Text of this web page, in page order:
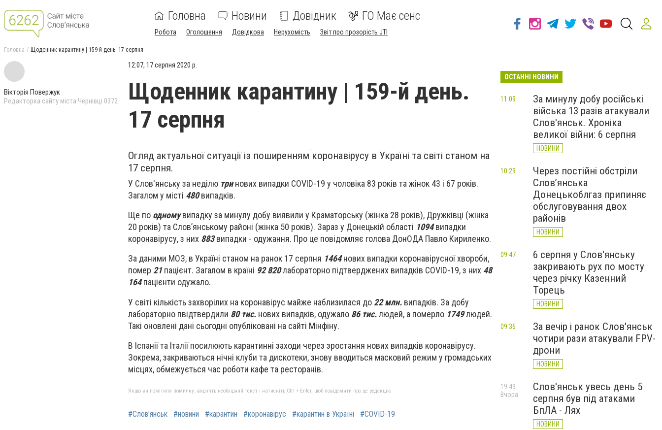
Головна Новини Довідник ГО Має сенс
Робота Оголошення Довідкова Нерухомість Звіт про прозорість JTI
Головна Щоденник карантину | 159-й день. 17 серпня
Вікторія Повержук
Редакторка сайту міста Чернівці 0372
12:07, 17 серпня 2020 р.
Щоденник карантину | 159-й день.
17 серпня
Огляд актуальної ситуації із поширенням коронавірусу в Україні та світі станом на
17 серпня.
У Слов'янську за неділю тринових випадки COVID-19 у чоловіка 83 років та жінок 43 і 67 років.
Загалом у місті 480випадків.
Ще по одномувипадку за минулу добу виявили у Краматорську (жінка 28 років), Дружківці (жінка
20 років) та Слов’янському районі (жінка 50 років). Зараз у Донецькій області 1094випадки
коронавірусу, з них 883випадки - одужання. Про це повідомляє голова ДонОДА Павло Кириленко.
За даними МОЗ, в Україні станом на ранок 17 серпня 1464нових випадки коронавірусної хвороби,
помер 21пацієнт. Загалом в країні 92 820лабораторно підтверджених випадків COVID-19, з них 48
164пацієнти одужало.
У світі кількість захворілих на коронавірус майже наблизилася до 22 млн. випадків. За добу
лабораторно пвідтвердили 80 тис. нових випадків, одужало 86 тис.людей, а померло 1749людей.
Такі оновлені дані сьогодні опубліковані на сайті Мінфіну.
В Іспанії та Італії посилюють карантинні заходи через зростання нових випадків коронавірусу.
Зокрема, закриваються нічні клуби та дискотеки, знову вводиться масковий режим у громадських
місцях, обмежується час роботи кафе та ресторанів.
Якщо ви помітили помилку, виділіть необхідний текст і натисніть Ctrl + Enter, щоб повідомити про це редакцію
#Слов'янськ #новини #карантин #коронавірус #карантин в Україні #COVID-19
ОСТАННІ НОВИНИ
За минулу добу російські
війська 13 разів атакували
Слов'янськ. Хроніка
великої війни: 6 серпня
НОВИНИ
11:09
Через постійні обстріли
Слов’янська
Донецькоблгаз припиняє
обслуговування двох
районів
НОВИНИ
10:29
6 серпня у Слов'янську
закривають рух по мосту
через річку Казенний
Торець
НОВИНИ
09:47
За вечір і ранок Слов'янськ
чотири рази атакували FPV-
дрони
НОВИНИ
09:36
Слов'янськ увесь день 5
серпня був під атаками
БпЛА - Лях
НОВИНИ
19:49
Вчора